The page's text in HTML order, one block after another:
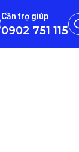
Cần trợ giúp
0902 751 115